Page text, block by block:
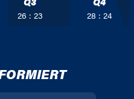
26 : 23 28 : 24